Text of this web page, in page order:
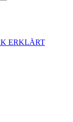
ERKLÄRT